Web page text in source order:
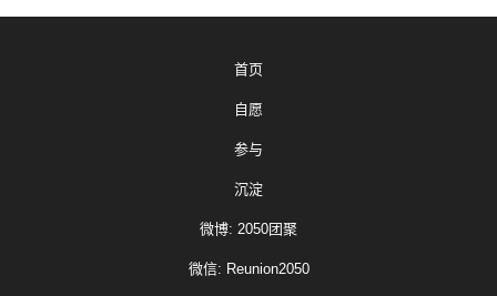
首页
自愿
参与
沉淀
微博: 2050团聚
微信: Reunion2050